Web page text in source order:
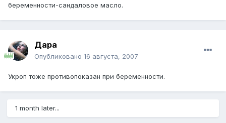
беременности-сандаловое масло.
Дара
Опубликовано 16 августа, 2007
Укроп тоже противопоказан при беременности.
1 month later...